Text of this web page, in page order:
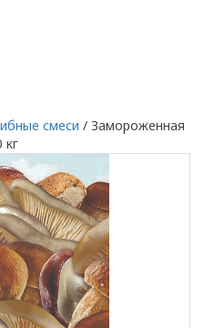
смеси / Замороженная
кг